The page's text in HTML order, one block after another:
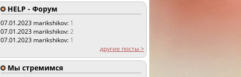
HELP - Форум
07.01.2023 marikshikov: 1
07.01.2023 marikshikov:2
07.01.2023 marikshikov: 1
другие посты >
Мы стремимся